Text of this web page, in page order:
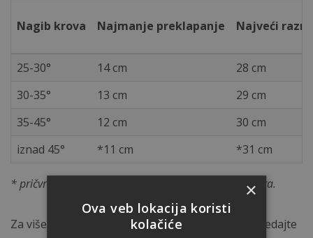
Nagib krova Najmanje preklapanje Najveći
25-30° 14 cm
28 cm
30-35°
13 cm
29 cm
35-45°
12 cm
30 cm
iznad 45°
*11 cm *31 cm
* pričvršćivanje pomoću sigurnosne kopče protiv vetra.
Za više informacija o zahtevima za podloge, pogledajte
×
Ova veb lokacija koristi
kolačiće